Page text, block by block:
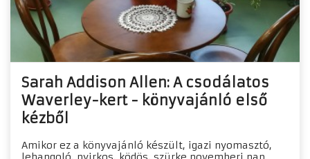
Sarah Addison Allen: A csodálatos
Waverley-kert - könyvajánló első
kézből
Amikor ez a könyvajánló készült, igazi nyomasztó,